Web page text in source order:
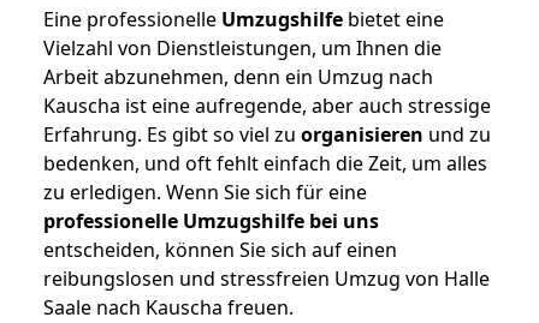
Eine professionelle Umzugshilfe bietet eine
Vielzahl von Dienstleistungen, um Ihnen die
Arbeit abzunehmen, denn ein Umzug nach
Kauscha ist eine aufregende, aber auch stressige
Erfahrung. Es gibt so viel zu organisieren und zu
bedenken, und oft fehlt einfach die Zeit, um alles
zu erledigen. Wenn Sie sich für eine
professionelle Umzugshilfe bei uns
entscheiden, können Sie sich auf einen
reibungslosen und stressfreien Umzug von Halle
Saale nach Kauscha freuen.